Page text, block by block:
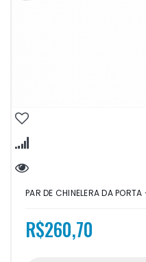
PAR DE CHINELERA DA
R$260,70